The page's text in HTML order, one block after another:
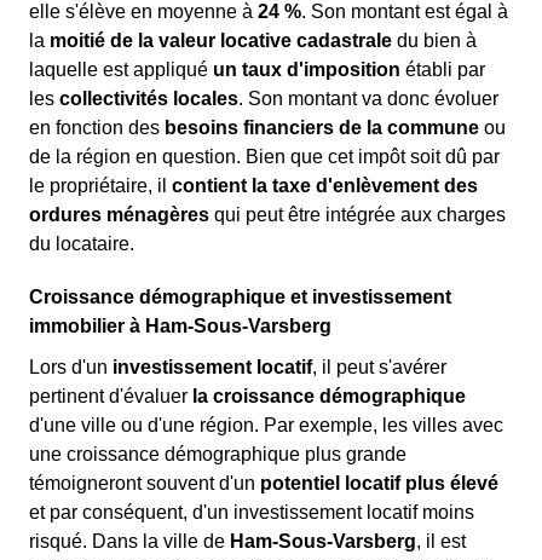
elle s'élève en moyenne à 24 %. Son montant est égal à
la moitié de la valeur locative cadastrale du bien à
laquelle est appliqué un taux d'imposition établi par
les collectivités locales. Son montant va donc évoluer
en fonction des besoins financiers de la commune ou
de la région en question. Bien que cet impôt soit dû par
le propriétaire, il contient la taxe d'enlèvement des
ordures ménagères qui peut être intégrée aux charges
du locataire.
Croissance démographique et investissement
immobilier à Ham-Sous-Varsberg
Lors d'un investissement locatif, il peut s'avérer
pertinent d'évaluer la croissance démographique
d'une ville ou d'une région. Par exemple, les villes avec
une croissance démographique plus grande
témoigneront souvent d'un potentiel locatif plus élevé
et par conséquent, d'un investissement locatif moins
risqué. Dans la ville de Ham-Sous-Varsberg, il est